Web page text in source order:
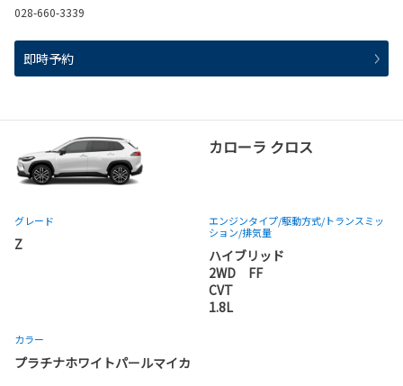
028-660-3339
即時予約
カローラ クロス
グレード
Z
エンジンタイプ/駆動方式/トランスミッ
ション/排気量
ハイブリッド
2WD FF
CVT
1.8L
カラー
プラチナホワイトパールマイカ